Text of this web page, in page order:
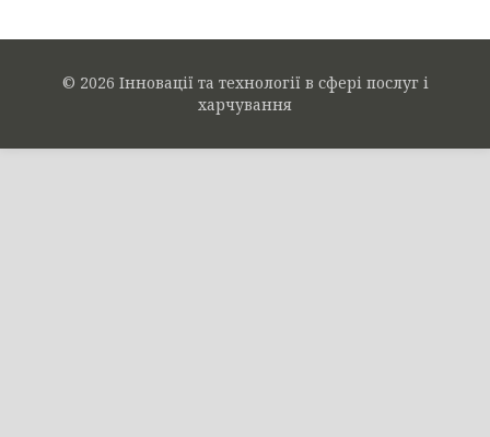
© 2026 Інновації та технології в сфері послуг і
харчування